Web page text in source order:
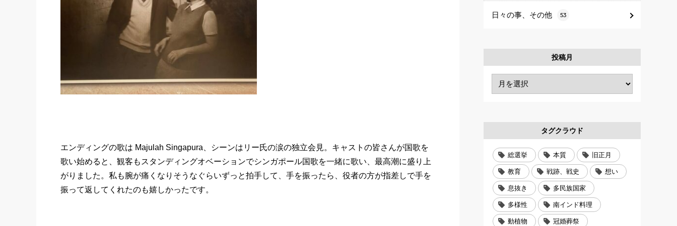
エンディングの歌は Majulah Singapura、シーンはリー氏の涙の独立会見。キャストの皆さんが国歌を
歌い始めると、観客もスタンディングオベーションでシンガポール国歌を一緒に歌い、最高潮に盛り上
がりました。私も腕が痛くなりそうなぐらいずっと拍手して、手を振ったら、役者の方が指差しで手を
振って返してくれたのも嬉しかったです。
日々の事、その他 53
投稿月
タグクラウド
総選挙 本質 旧正月
教育 戦跡、戦史 想い
息抜き 多民族国家
多様性 南インド料理
動植物 冠婚葬祭